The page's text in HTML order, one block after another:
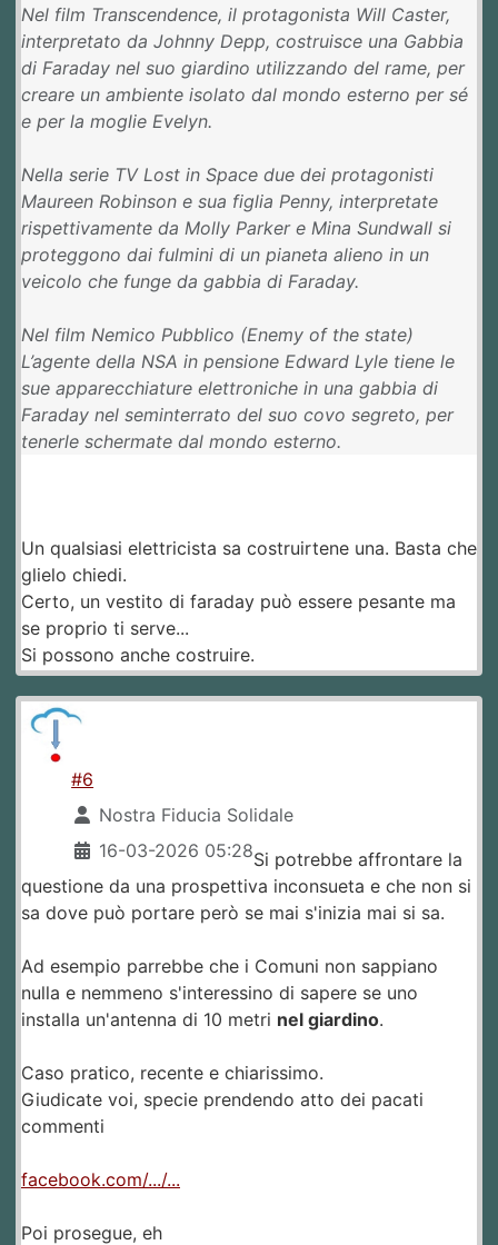
Nel film Transcendence, il protagonista Will Caster,
interpretato da Johnny Depp, costruisce una Gabbia
di Faraday nel suo giardino utilizzando del rame, per
creare un ambiente isolato dal mondo esterno per sé
e per la moglie Evelyn.
Nella serie TV Lost in Space due dei protagonisti
Maureen Robinson e sua figlia Penny, interpretate
rispettivamente da Molly Parker e Mina Sundwall si
proteggono dai fulmini di un pianeta alieno in un
veicolo che funge da gabbia di Faraday.
Nel film Nemico Pubblico (Enemy of the state)
L’agente della NSA in pensione Edward Lyle tiene le
sue apparecchiature elettroniche in una gabbia di
Faraday nel seminterrato del suo covo segreto, per
tenerle schermate dal mondo esterno.
Un qualsiasi elettricista sa costruirtene una. Basta che
glielo chiedi.
Certo, un vestito di faraday può essere pesante ma
se proprio ti serve...
Si possono anche costruire.
#6
Nostra Fiducia Solidale
16-03-2026 05:28Si potrebbe affrontare la
questione da una prospettiva inconsueta e che non si
sa dove può portare però se mai s'inizia mai si sa.
Ad esempio parrebbe che i Comuni non sappiano
nulla e nemmeno s'interessino di sapere se uno
installa un'antenna di 10 metri nel giardino.
Caso pratico, recente e chiarissimo.
Giudicate voi, specie prendendo atto dei pacati
commenti
facebook.com/.../...
Poi prosegue, eh